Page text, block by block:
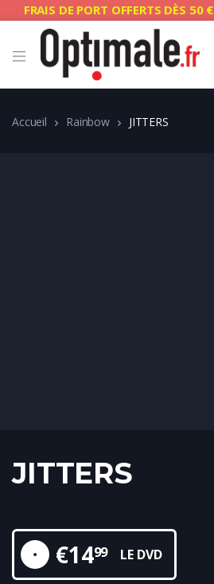
FRAIS DE PORT OFFERTS DÈS 50 €
Accueil Rainbow JITTERS
JITTERS
€1499 LE DVD